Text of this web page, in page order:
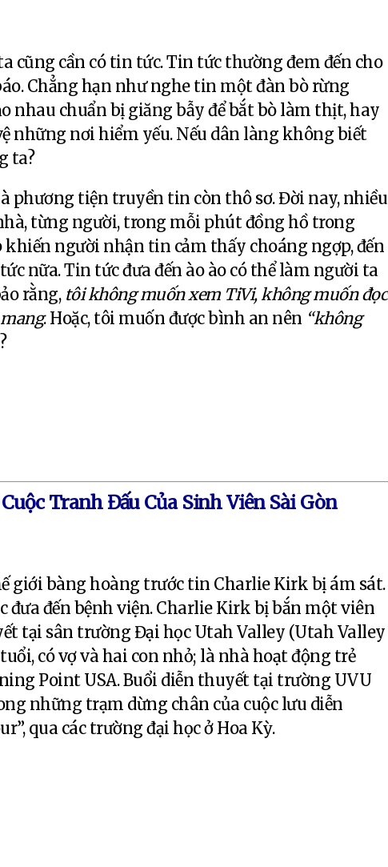
cũng cần có tin tức. Tin tức thường đem đến cho
Chẳng hạn như nghe tin một đàn bò rừng
nhau chuẩn bị giăng bẫy để bắt bò làm thịt, hay
những nơi hiểm yếu. Nếu dân làng không biết
ta?
phương tiện truyền tin còn thô sơ. Đời nay, nhiều
từng người, trong mỗi phút đồng hồ trong
người nhận tin cảm thấy choáng ngợp, đến
nữa. Tin tức đưa đến ào ào có thể làm người ta
rằng, tôi không muốn xem TiVi, không muốn đọc
. Hoặc, tôi muốn được bình an nên “không
Tranh Đấu Của Sinh Viên Sài Gòn
giới bàng hoàng trước tin Charlie Kirk bị ám sát.
đưa đến bệnh viện. Charlie Kirk bị bắn một viên
tại sân trường Đại học Utah Valley (Utah Valley
có vợ và hai con nhỏ; là nhà hoạt động trẻ
Point USA. Buổi diễn thuyết tại trường UVU
những trạm dừng chân của cuộc lưu diễn
qua các trường đại học ở Hoa Kỳ.